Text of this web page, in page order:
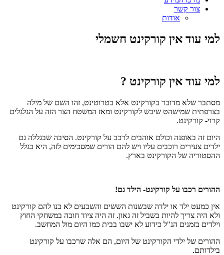
צור קשר
אודות
למי עוד אין קורקינט חשמלי
למי עוד אין קורקינט ?
מסתבר שלא מדובר בקורקינט אלא בטרוטינט, זהו השם של מילה
בצרפתית שמישהט שיבש לקורקינט ומאז המשטח הצר הזה על הגלגלים
קרוי- קורקינט.
היום זה באופנה וכולם אוהבים לרכב על קורקינט. הסיבה שבגללה גם
ילדים צעירים רוכבים עליו ויש להם הורים שמסכימים לזה, היא בגלל
ההסטוריה של הקורקינט בארץ.
ההורים רכבו על קורקינט- הילד גם!
אין כמעט ילד או ילדה שבשנות הששים והשבעים לא בנו להם קורקינט
ולא היה צריך להיות בשביל זה גאון. זה היה ציוד חובה במשחקי החוץ
וילדים בזמנים הנ"ל כידוע לא ישבו בבית כמו היום מול המחשב.
ההורים של ילדי הקורקינט של היום, הם אלה שרכבו על קורקינט
בילדותם.